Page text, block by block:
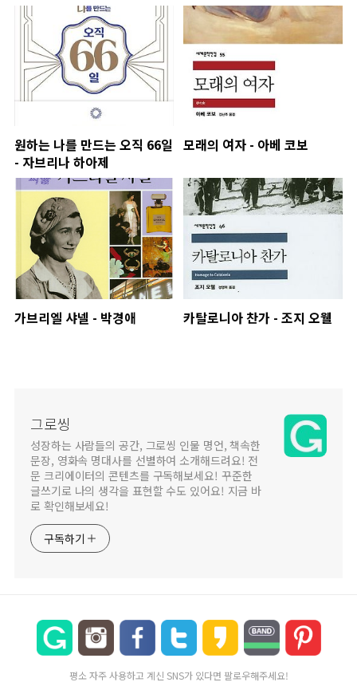
원하는 나를 만드는 오직 66일
- 자브리나 하아제
모래의 여자 - 아베 코보
가브리엘 샤넬 - 박경애 카탈로니아 찬가 - 조지 오웰
그로씽
성장하는 사람들의 공간, 그로씽 인물 명언, 책속한
문장, 영화속 명대사를 선별하여 소개해드려요! 전
문 크리에이터의 콘텐츠를 구독해보세요! 꾸준한
글쓰기로 나의 생각을 표현할 수도 있어요! 지금 바
로 확인해보세요!
구독하기
평소 자주 사용하고 계신 SNS가 있다면 팔로우해주세요!